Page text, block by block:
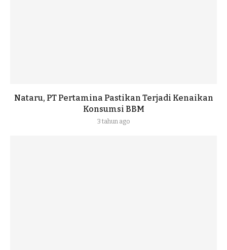
Nataru, PT Pertamina Pastikan Terjadi Kenaikan
Konsumsi BBM
3 tahun ago